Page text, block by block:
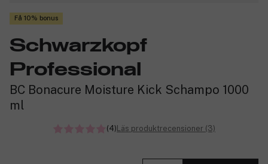
Få 10% bonus
Schwarzkopf
Professional
BC Bonacure Moisture Kick Schampo 1000
ml
(4)Läs produktrecensioner (3)